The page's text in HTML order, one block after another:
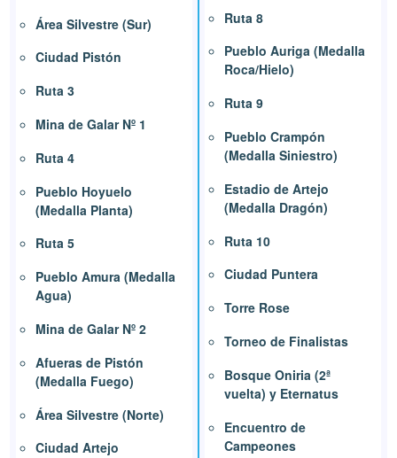
Área Silvestre (Sur)
Ciudad Pistón
Ruta 3
Mina de Galar Nº 1
Ruta 4
Pueblo Hoyuelo
(Medalla Planta)
Ruta 5
Pueblo Amura (Medalla
Agua)
Mina de Galar Nº 2
Afueras de Pistón
(Medalla Fuego)
Área Silvestre (Norte)
Ciudad Artejo
Ruta 8
Pueblo Auriga (Medalla
Roca/Hielo)
Ruta 9
Pueblo Crampón
(Medalla Siniestro)
Estadio de Artejo
(Medalla Dragón)
Ruta 10
Ciudad Puntera
Torre Rose
Torneo de Finalistas
Bosque Oniria (2ª
vuelta) y Eternatus
Encuentro de
Campeones